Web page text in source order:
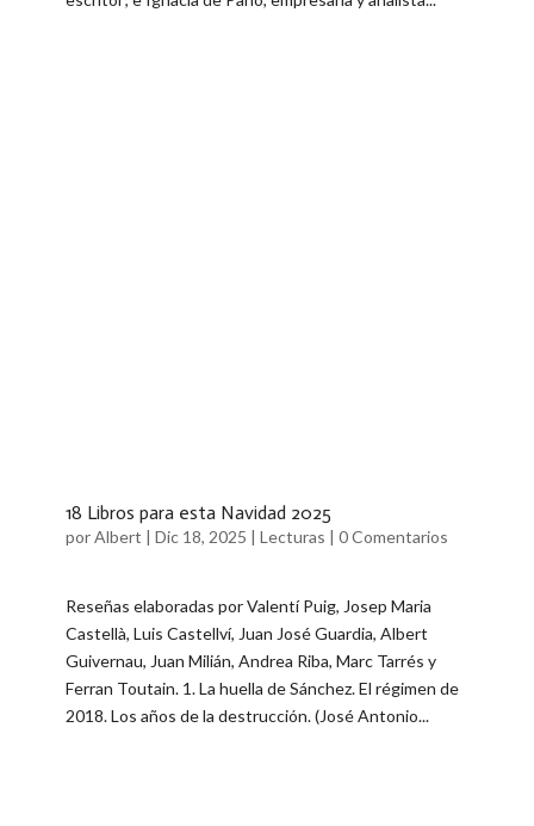
18 Libros para esta Navidad 2025
porAlbert | Dic 18, 2025 | Lecturas | 0 Comentarios
Reseñas elaboradas por ​Valentí Puig, Josep Maria
Castellà, Luis Castellví, Juan José Guardia, Albert
Guivernau​, Juan Milián, Andrea Riba, Marc Tarrés y
Ferran Toutain. ​1. La huella de Sánchez. El régimen de
2018. Los años de la destrucción. (José Antonio...